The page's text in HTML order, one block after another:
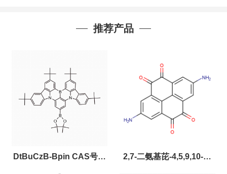
推荐产品
DtBuCzB-Bpin CAS号： 2,7-二氨基芘-4,5,9,10-四